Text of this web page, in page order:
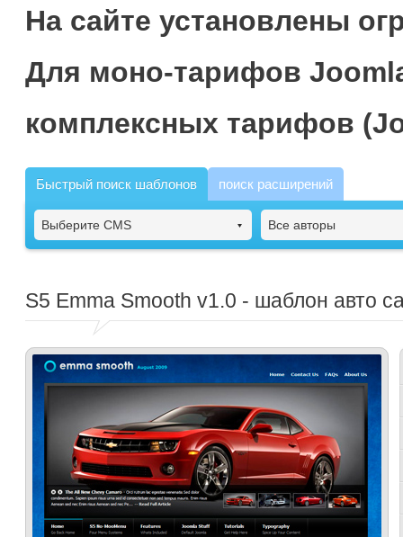
На сайте установлены
Для моно-тарифов
комплексных тарифов
Быстрый поиск шаблонов поиск расширений
Выберите CMS Все авторы
S5 Emma Smooth v1.0 - шаблон авто